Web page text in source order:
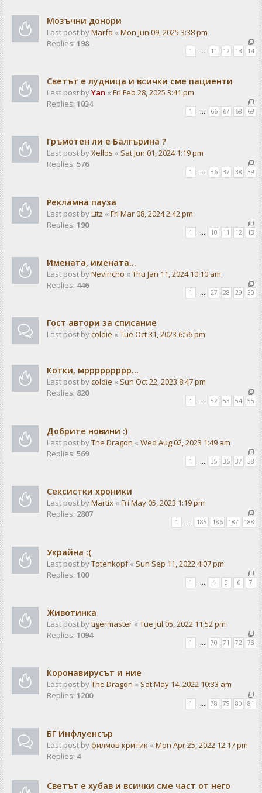
Мозъчни донори
Last post byMarfa « Mon Jun 09, 2025 3:38 pm
Replies: 198
1 … 11 12 13 14
Светът е лудница и всички сме пациенти
Last post byYan « Fri Feb 28, 2025 3:41 pm
Replies: 1034
1 … 66 67 68 69
Гръмотен ли е Балгърина ?
Last post byXellos « Sat Jun 01, 2024 1:19 pm
Replies: 576
1 36 37 38 39
Рекламна пауза
Last post byLitz « Fri Mar 08, 2024 2:42 pm
Replies: 190
1 … 10 11 12 13
Имената, имената...
Last post byNevincho « Thu Jan 11, 2024 10:10 am
Replies: 446
1 … 27 28 29 30
Гост автори за списание
Last post bycoldie « Tue Oct 31, 2023 6:56 pm
Котки, мррррррррр...
Last post bycoldie « Sun Oct 22, 2023 8:47 pm
Replies: 820
1 52 53 54 55
Добрите новини :)
Last post byThe Dragon « Wed Aug 02, 2023 1:49 am
Replies: 569
1 … 35 36 37 38
Сексистки хроники
Last post byMartix « Fri May 05, 2023 1:19 pm
Replies: 2807
1 185 186 187 188
Украйна :(
Last post byTotenkopf« Sun Sep 11, 2022 4:07 pm
Replies: 100
1 … 4 5 6 7
Животинка
Last post bytigermaster « Tue Jul 05, 2022 11:52 pm
Replies: 1094
1 … 70 71 72 73
Коронавирусът и ние
Last post byThe Dragon « Sat May 14, 2022 10:33 am
Replies: 1200
1 78 79 80 81
БГ Инфлуенсър
Last post byфилмов критик « Mon Apr 25, 2022 12:17 pm
Replies: 4
Светът е хубав и всички сме част от него